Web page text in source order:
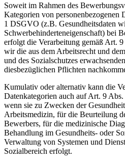
Soweit im Rahmen des
Kategorien von personenbezogenen
1 DSGVO (z.B. Gesundheitsdaten
Schwerbehinderteneigenschaft) bei
erfolgt die Verarbeitung gemäß Art.
wir die aus dem Arbeitsrecht und
und des Sozialschutzes
diesbezüglichen Pflichten
Kumulativ oder alternativ kann die
Datenkategorien auch auf Art. 9
wenn sie zu Zwecken der
Arbeitsmedizin, für die Beurteilung
Bewerbers, für die medizinische
Behandlung im Gesundheits- oder
Verwaltung von Systemen und
Sozialbereich erfolgt.